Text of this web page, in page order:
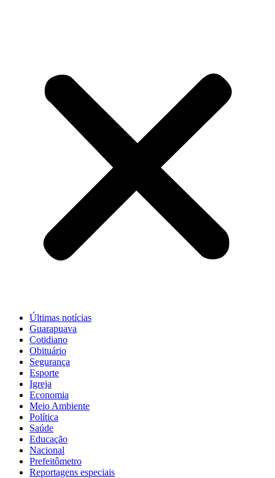
Últimas notícias
Guarapuava
Cotidiano
Obituário
Segurança
Esporte
Igreja
Economia
Meio Ambiente
Política
Saúde
Educação
Nacional
Prefeitômetro
Reportagens especiais